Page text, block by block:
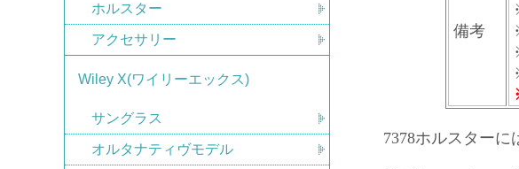
備考
7378ホルスターに
ホルスター
アクセサリー
Wiley X(ワイリーエックス)
サングラス
オルタナティヴモデル